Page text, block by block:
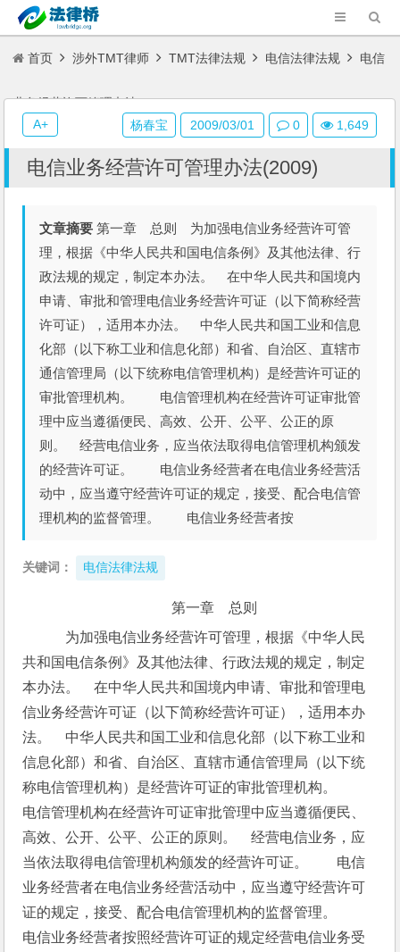
首页 涉外TMT律师 TMT法律法规 电信法律法规 电信
业务经营许可管理办法(2009)
电信业务经营许可管理办法(2009)
文章摘要 第一章 总则 为加强电信业务经营许可管
理，根据《中华人民共和国电信条例》及其他法律、行
政法规的规定，制定本办法。 在中华人民共和国境内
申请、审批和管理电信业务经营许可证（以下简称经营
许可证），适用本办法。 中华人民共和国工业和信息
化部（以下称工业和信息化部）和省、自治区、直辖市
通信管理局（以下统称电信管理机构）是经营许可证的
审批管理机构。 电信管理机构在经营许可证审批管
理中应当遵循便民、高效、公开、公平、公正的原
则。 经营电信业务，应当依法取得电信管理机构颁发
的经营许可证。 电信业务经营者在电信业务经营活
动中，应当遵守经营许可证的规定，接受、配合电信管
理机构的监督管理。 电信业务经营者按
关键词： 电信法律法规
第一章　总则
为加强电信业务经营许可管理，根据《中华人民
共和国电信条例》及其他法律、行政法规的规定，制定
本办法。　在中华人民共和国境内申请、审批和管理电
信业务经营许可证（以下简称经营许可证），适用本办
法。　中华人民共和国工业和信息化部（以下称工业和
信息化部）和省、自治区、直辖市通信管理局（以下统
称电信管理机构）是经营许可证的审批管理机构。
电信管理机构在经营许可证审批管理中应当遵循便民、
高效、公开、公平、公正的原则。　经营电信业务，应
当依法取得电信管理机构颁发的经营许可证。　　电信
业务经营者在电信业务经营活动中，应当遵守经营许可
证的规定，接受、配合电信管理机构的监督管理。
电信业务经营者按照经营许可证的规定经营电信业务受
杨春宝 2009/03/01 0 1,649
A+